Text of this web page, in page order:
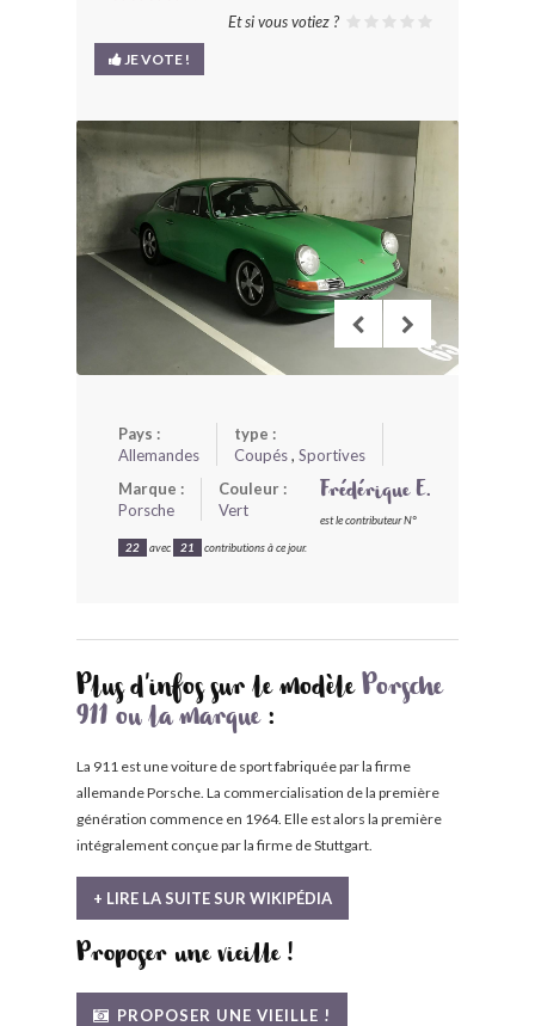
LE BLOG
BONJOURLAVIEILLE ?
MODÈLES ET MARQUES
COMMENT FONCTIONNE BLV ?
Et si vous votiez ?
JE VOTE !
Pays :
Allemandes
type :
Coupés, Sportives
Marque :
Porsche
Couleur :
Vert
Frédérique E.
est le contributeur N°
22 avec 21 contributions à ce jour.
Plus d'infos sur le modèle Porsche
911 ou la marque:
La 911 est une voiture de sport fabriquée par la firme
allemande Porsche. La commercialisation de la première
génération commence en 1964. Elle est alors la première
intégralement conçue par la firme de Stuttgart.
+ LIRE LA SUITE SUR WIKIPÉDIA
Proposer une vieille !
PROPOSER UNE VIEILLE !